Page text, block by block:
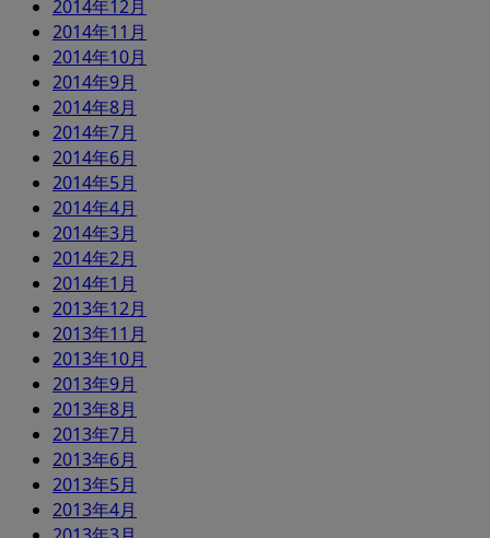
2014年12月
2014年11月
2014年10月
2014年9月
2014年8月
2014年7月
2014年6月
2014年5月
2014年4月
2014年3月
2014年2月
2014年1月
2013年12月
2013年11月
2013年10月
2013年9月
2013年8月
2013年7月
2013年6月
2013年5月
2013年4月